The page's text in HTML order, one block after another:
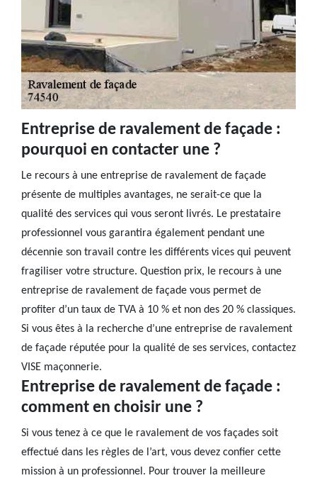
Entreprise de ravalement de façade :
pourquoi en contacter une ?
Le recours à une entreprise de ravalement de façade
présente de multiples avantages, ne serait-ce que la
qualité des services qui vous seront livrés. Le prestataire
professionnel vous garantira également pendant une
décennie son travail contre les différents vices qui peuvent
fragiliser votre structure. Question prix, le recours à une
entreprise de ravalement de façade vous permet de
profiter d’un taux de TVA à 10 % et non des 20 % classiques.
Si vous êtes à la recherche d’une entreprise de ravalement
de façade réputée pour la qualité de ses services, contactez
VISE maçonnerie.
Entreprise de ravalement de façade :
comment en choisir une ?
Si vous tenez à ce que le ravalement de vos façades soit
effectué dans les règles de l’art, vous devez confier cette
mission à un professionnel. Pour trouver la meilleure